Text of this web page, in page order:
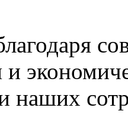
и
наших